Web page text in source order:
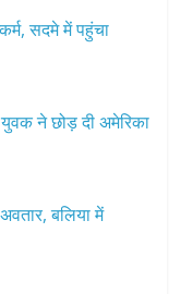
सदमे में पहुंचा
ने छोड़ दी अमेरिका
बलिया में